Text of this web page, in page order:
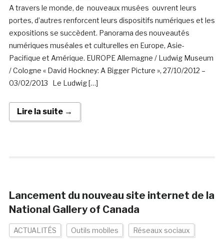
A travers le monde, de nouveaux musées ouvrent leurs
portes, d’autres renforcent leurs dispositifs numériques et les
expositions se succèdent. Panorama des nouveautés
numériques muséales et culturelles en Europe, Asie-
Pacifique et Amérique. EUROPE Allemagne / Ludwig Museum
/ Cologne « David Hockney: A Bigger Picture », 27/10/2012 –
03/02/2013 Le Ludwig […]
Lire la suite →
Lancement du nouveau site internet de la
National Gallery of Canada
ACTUALITÉS Outils mobiles Réseaux sociaux